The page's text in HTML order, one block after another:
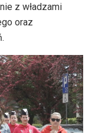
z władzami
oraz